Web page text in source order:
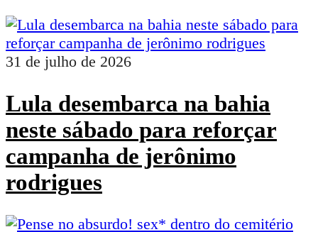
31 de julho de 2026
Lula desembarca na bahia
neste sábado para reforçar
campanha de jerônimo
rodrigues